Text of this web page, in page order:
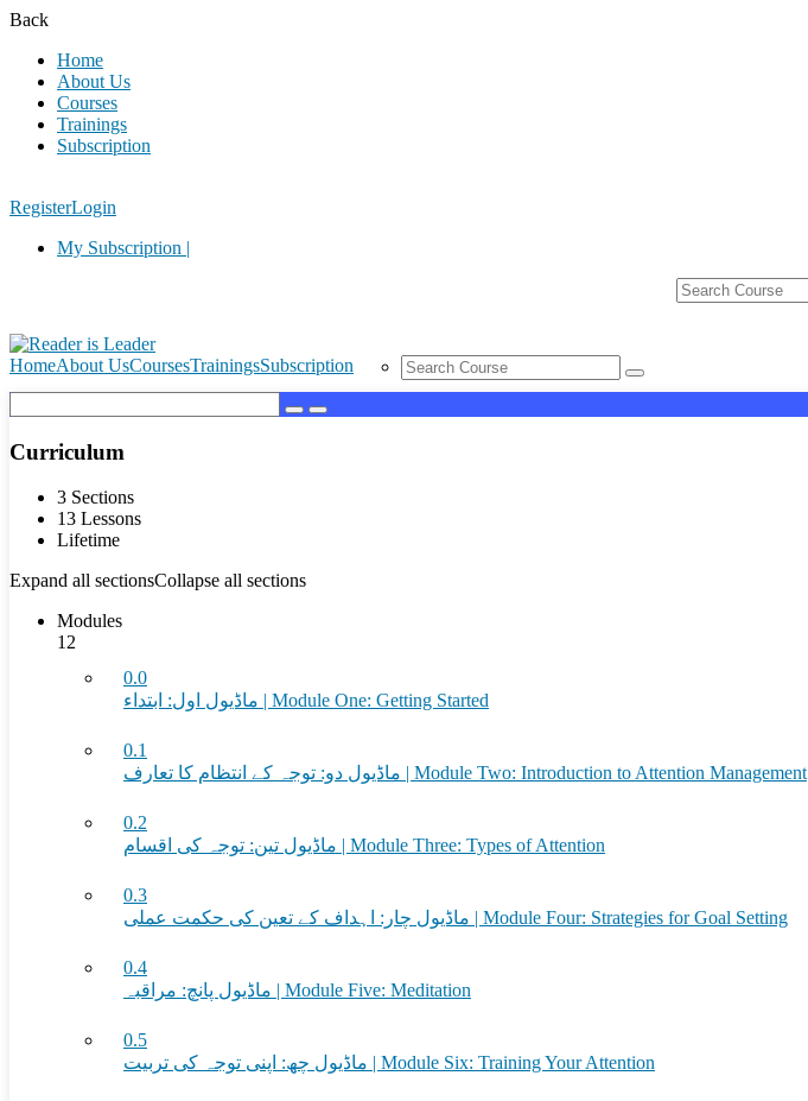
Back
Home
About Us
Courses
Trainings
Subscription
RegisterLogin
My Subscription |
HomeAbout UsCoursesTrainingsSubscription
Curriculum
3 Sections
13 Lessons
Lifetime
Expand all sectionsCollapse all sections
Modules
12
0.0
ماڈیول اول: ابتداء | Module One: Getting Started
0.1
ماڈیول دو: توجہ کے انتظام کا تعارف | Module Two: Introduction to Attention Management
0.2
ماڈیول تین: توجہ کی اقسام | Module Three: Types of Attention
0.3
ماڈیول چار: اہداف کے تعین کی حکمت عملی | Module Four: Strategies for Goal Setting
0.4
ماڈیول پانچ: مراقبہ | Module Five: Meditation
0.5
ماڈیول چھ: اپنی توجہ کی تربیت | Module Six: Training Your Attention